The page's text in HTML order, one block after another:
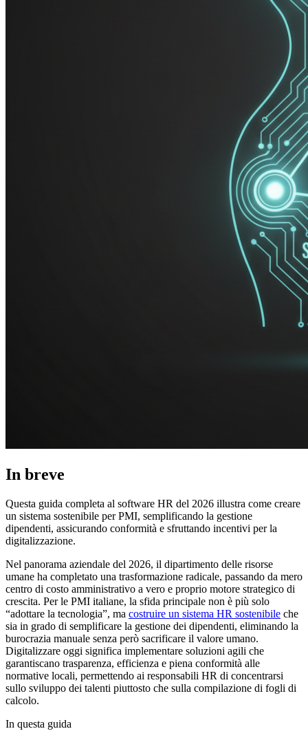
In breve
Questa guida completa al software HR del 2026 illustra come creare
un sistema sostenibile per PMI, semplificando la gestione
dipendenti, assicurando conformità e sfruttando incentivi per la
digitalizzazione.
Nel panorama aziendale del 2026, il dipartimento delle risorse
umane ha completato una trasformazione radicale, passando da mero
centro di costo amministrativo a vero e proprio motore strategico di
crescita. Per le PMI italiane, la sfida principale non è più solo
“adottare la tecnologia”, ma costruire un sistema HR sostenibile che
sia in grado di semplificare la gestione dei dipendenti, eliminando la
burocrazia manuale senza però sacrificare il valore umano.
Digitalizzare oggi significa implementare soluzioni agili che
garantiscano trasparenza, efficienza e piena conformità alle
normative locali, permettendo ai responsabili HR di concentrarsi
sullo sviluppo dei talenti piuttosto che sulla compilazione di fogli di
calcolo.
In questa guida